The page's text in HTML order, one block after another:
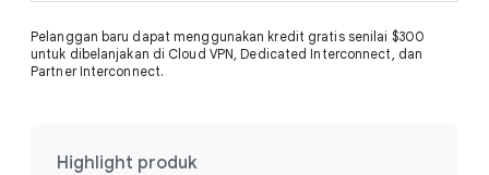
Pelanggan baru dapat menggunakan kredit gratis senilai $300
untuk dibelanjakan di Cloud VPN, Dedicated Interconnect, dan
Partner Interconnect.
Highlight produk